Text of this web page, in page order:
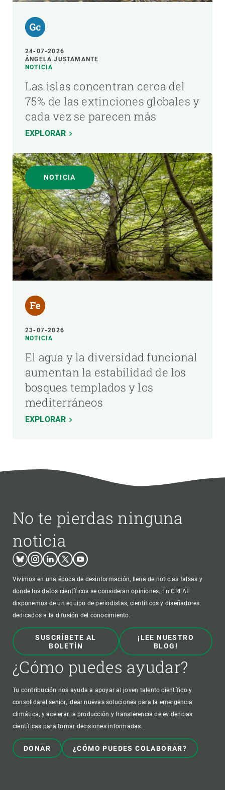
24-07-2026
ÁNGELA JUSTAMANTE
NOTICIA
Las islas concentran cerca del
75% de las extinciones globales y
cada vez se parecen más
EXPLORAR
NOTICIA
23-07-2026
NOTICIA
El agua y la diversidad funcional
aumentan la estabilidad de los
bosques templados y los
mediterráneos
EXPLORAR
No te pierdas ninguna
noticia
BlueskyInstagram
LinkedinTwitterYoutube
Vivimos en una época de desinformación, llena de noticias falsas y
donde los datos científicos se consideran opiniones. En CREAF
disponemos de un equipo de periodistas, científicos y diseñadores
dedicados a la difusión del conocimiento.
SUSCRÍBETE AL
BOLETÍN
¡LEE NUESTRO
BLOG!
¿Cómo puedes ayudar?
Tu contribución nos ayuda a apoyar al joven talento científico y
consolidarel senior, idear nuevas soluciones para la emergencia
climática, y acelerar la producción y transferencia de evidencias
científicas para tomar decisiones informadas.
DONAR ¿CÓMO PUEDES COLABORAR?